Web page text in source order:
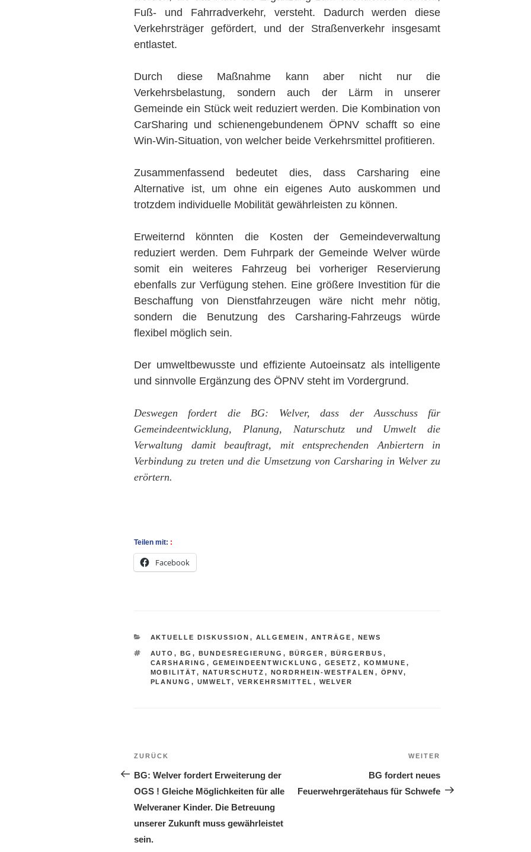
Fuß- und Fahrradverkehr, versteht. Dadurch werden diese
Verkehrsträger gefördert, und der Straßenverkehr insgesamt
entlastet.
Durch diese Maßnahme kann aber nicht nur die
Verkehrsbelastung, sondern auch der Lärm in unserer
Gemeinde ein Stück weit reduziert werden. Die Kombination von
CarSharing und schienengebundenem ÖPNV schafft so eine
Win-Win-Situation, von welcher beide Verkehrsmittel profitieren.
Zusammenfassend bedeutet dies, dass Carsharing eine
Alternative ist, um ohne ein eigenes Auto auskommen und
trotzdem individuelle Mobilität gewährleisten zu können.
Erweiternd könnten die Kosten der Gemeindeverwaltung
reduziert werden. Dem Fuhrpark der Gemeinde Welver würde
somit ein weiteres Fahrzeug bei vorheriger Reservierung
ebenfalls zur Verfügung stehen. Eine größere Investition für die
Beschaffung von Dienstfahrzeugen wäre nicht mehr nötig,
sondern die Benutzung des Carsharing-Fahrzeugs würde
flexibel möglich sein.
Der umweltbewusste und effiziente Autoeinsatz als intelligente
und sinnvolle Ergänzung des ÖPNV steht im Vordergrund.
Deswegen fordert die BG: Welver, dass der Ausschuss für
Gemeindeentwicklung, Planung, Naturschutz und Umwelt die
Verwaltung damit beauftragt, mit entsprechenden Anbiertern in
Verbindung zu treten und die Umsetzung von Carsharing in Welver zu
erörtern.
Teilen mit:
Facebook
KATEGORIEN
AKTUELLE DISKUSSION , ALLGEMEIN , ANTRÄGE , NEWS
SCHLAGWÖRTER
AUTO , BG , BUNDESREGIERUNG , BÜRGER , BÜRGERBUS ,
CARSHARING , GEMEINDEENTWICKLUNG , GESETZ , KOMMUNE ,
MOBILITÄT, NATURSCHUTZ , NORDRHEIN-WESTFALEN , ÖPNV,
PLANUNG , UMWELT, VERKEHRSMITTEL , WELVER
Beitragsnavigation
Vorheriger
Beitrag
ZURÜCK
BG: Welver fordert Erweiterung der
OGS ! Gleiche Möglichkeiten für alle
Welveraner Kinder. Die Betreuung
unserer Zukunft muss gewährleistet
sein.
Beitrag
WEITER
BG fordert neues
Feuerwehrgerätehaus für Schwefe